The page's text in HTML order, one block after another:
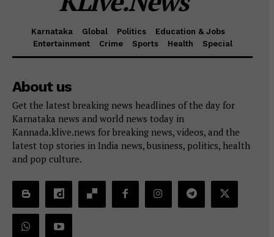
Karnataka Global Politics
Education & Jobs
Entertainment
Crime Sports Health Special
About us
Get the latest breaking news headlines of the day for
Karnataka news and world news today in
Kannada.klive.news for breaking news, videos, and the
latest top stories in India news, business, politics, health
and pop culture.